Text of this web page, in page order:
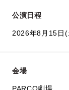
公演日程
2026年8月15日
会場